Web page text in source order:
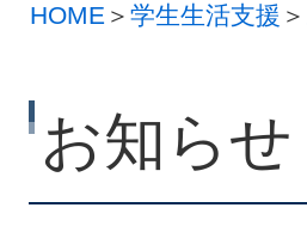
HOME ＞ 学生生活支援 ＞
お知らせ